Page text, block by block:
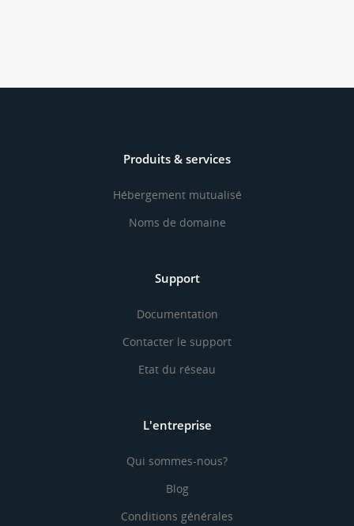
Produits & services
Hébergement mutualisé
Noms de domaine
Support
Documentation
Contacter le support
Etat du réseau
L'entreprise
Qui sommes-nous?
Blog
Conditions générales